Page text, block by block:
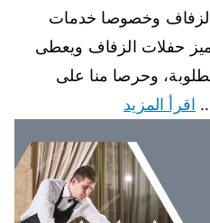
وخصوصا خدمات
حفلات الزفاف ويعطى
وحرصا منا على
اقرأ المزيد